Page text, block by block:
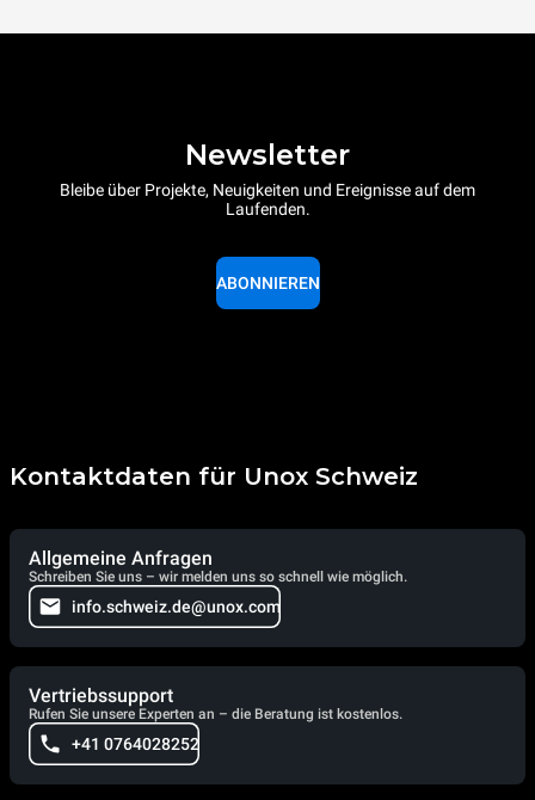
Newsletter
Bleibe über Projekte, Neuigkeiten und Ereignisse auf dem
Laufenden.
ABONNIEREN
Kontaktdaten für Unox Schweiz
Allgemeine Anfragen
Schreiben Sie uns – wir melden uns so schnell wie möglich.
info.schweiz.de@unox.com
Vertriebssupport
Rufen Sie unsere Experten an – die Beratung ist kostenlos.
+41 0764028252